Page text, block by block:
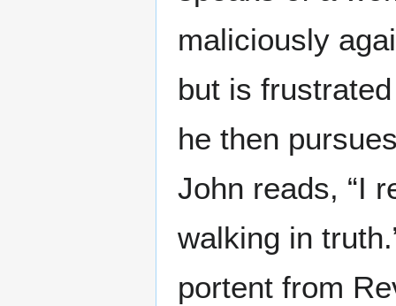
maliciously
but is
he then
John reads, “I
walking in
portent from